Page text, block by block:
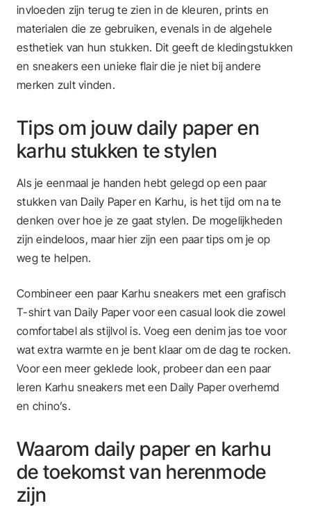
invloeden zijn terug te zien in de kleuren, prints en
materialen die ze gebruiken, evenals in de algehele
esthetiek van hun stukken. Dit geeft de kledingstukken
en sneakers een unieke flair die je niet bij andere
merken zult vinden.
Tips om jouw daily paper en
karhu stukken te stylen
Als je eenmaal je handen hebt gelegd op een paar
stukken van Daily Paper en Karhu, is het tijd om na te
denken over hoe je ze gaat stylen. De mogelijkheden
zijn eindeloos, maar hier zijn een paar tips om je op
weg te helpen.
Combineer een paar Karhu sneakers met een grafisch
T-shirt van Daily Paper voor een casual look die zowel
comfortabel als stijlvol is. Voeg een denim jas toe voor
wat extra warmte en je bent klaar om de dag te rocken.
Voor een meer geklede look, probeer dan een paar
leren Karhu sneakers met een Daily Paper overhemd
en chino’s.
Waarom daily paper en karhu
de toekomst van herenmode
zijn